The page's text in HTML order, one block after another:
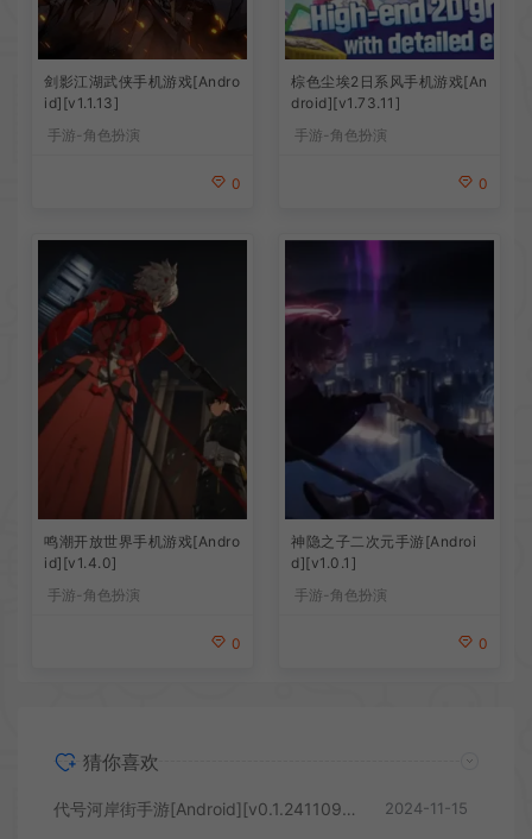
剑影江湖武侠手机游戏[Andro
id][v1.1.13]
手游-角色扮演
0
棕色尘埃2日系风手机游戏[An
droid][v1.73.11]
手游-角色扮演
0
鸣潮开放世界手机游戏[Andro
id][v1.4.0]
手游-角色扮演
0
神隐之子二次元手游[Androi
d][v1.0.1]
手游-角色扮演
0
猜你喜欢
代号河岸街手游[Android][v0.1.24110901] 2024-11-15